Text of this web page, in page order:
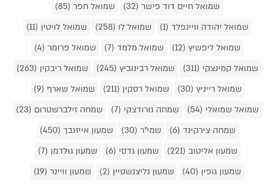
שמואל חיים דוד פישר (32)
שמואל חפר (85)
שמואל יהודה וויינפלד (1)
שמואל לו (258)
שמואל לויטין (11)
שמואל ליפשיץ (12)
שמואל מלמד (7)
שמואל פרומר (4)
שמואל קמינצקי (311)
שמואל רבינוביץ (245)
שמואל ריבקין (263)
שמואל רייניץ (30)
שמואל רסקין (211)
שמואל שארף (9)
שמואל שמואלי (54)
שמחה גורודצקי (7)
שמחה זילברשטרום (23)
שמחה צירקינד (6)
שמי"ר (30)
שמעון אייזנבך (450)
שמעון אליטוב (221)
שמעון גדסי (6)
שמעון גולדמן (7)
שמעון גופין (40)
שמעון גליצנשטיין (2)
שמעון וויינר (19)